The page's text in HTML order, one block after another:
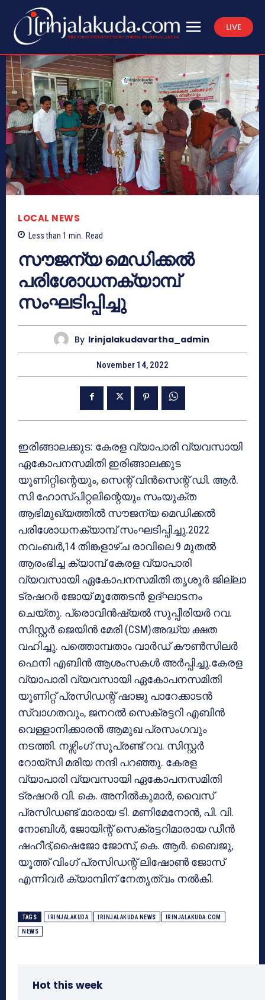
LIVE
LOCAL NEWS
Less than 1 min. Read
സൗജന്യ മെഡിക്കൽ
പരിശോധനക്യാമ്പ്
സംഘടിപ്പിച്ചു
By Irinjalakudavartha_admin
November 14, 2022
ഇരിങ്ങാലക്കുട: കേരള വ്യാപാരി വ്യവസായി
ഏകോപനസമിതി ഇരിങ്ങാലക്കുട
യൂണിറ്റിന്റെയും, സെന്റ് വിൻസെന്റ് ഡി. ആർ.
സി ഹോസ്പിറ്റലിന്റെയും സംയുക്ത
ആഭിമുഖ്യത്തിൽ സൗജന്യ മെഡിക്കൽ
പരിശോധനക്യാമ്പ് സംഘടിപ്പിച്ചു.2022
നവംബർ,14 തിങ്കളാഴ്ച രാവിലെ 9 മുതൽ
ആരംഭിച്ച ക്യാമ്പ് കേരള വ്യാപാരി
വ്യവസായി ഏകോപനസമിതി തൃശൂർ ജില്ലാ
ട്രഷറർ ജോയ് മൂത്തേടൻ ഉദ്ഘാടനം
ചെയ്‌തു. പ്രൊവിൻഷ്യൽ സുപ്പീരിയർ റവ.
സിസ്റ്റർ ജെയിൻ മേരി (CSM)അദ്ധ്യ ക്ഷത
വഹിച്ചു. പത്തൊമ്പതാം വാർഡ് കൗൺസിലർ
ഫെനി എബിൻ ആശംസകൾ അർപ്പിച്ചു.കേരള
വ്യാപാരി വ്യവസായി ഏകോപനസമിതി
യൂണിറ്റ് പ്രസിഡന്റ്‌ ഷാജു പാറേക്കാടൻ
സ്വാഗതവും, ജനറൽ സെക്രട്ടറി എബിൻ
വെള്ളാനിക്കാരൻ ആമുഖ പ്രസംഗവും
നടത്തി. നഴ്സിംഗ് സൂപ്രണ്ട് റവ. സിസ്റ്റർ
റോയ്‌സി മരിയ നന്ദി പറഞ്ഞു. കേരള
വ്യാപാരി വ്യവസായി ഏകോപനസമിതി
ട്രഷറർ വി. കെ. അനിൽകുമാർ, വൈസ്
പ്രസിഡണ്ട്‌ മാരായ ടി. മണിമേനോൻ, പി. വി.
നോബിൾ, ജോയിന്റ് സെക്രട്ടറിമാരായ ഡീൻ
ഷഹീദ്,ഷൈജോ ജോസ്, കെ. ആർ. ബൈജു,
യൂത്ത് വിംഗ് പ്രസിഡന്റ്‌ ലിഷോൺ ജോസ്
എന്നിവർ ക്യാമ്പിന് നേതൃത്വം നൽകി.
TAGS IRINJALAKUDA IRINJALAKUDA NEWS IRINJALAKUDA.COM
NEWS
Hot this week